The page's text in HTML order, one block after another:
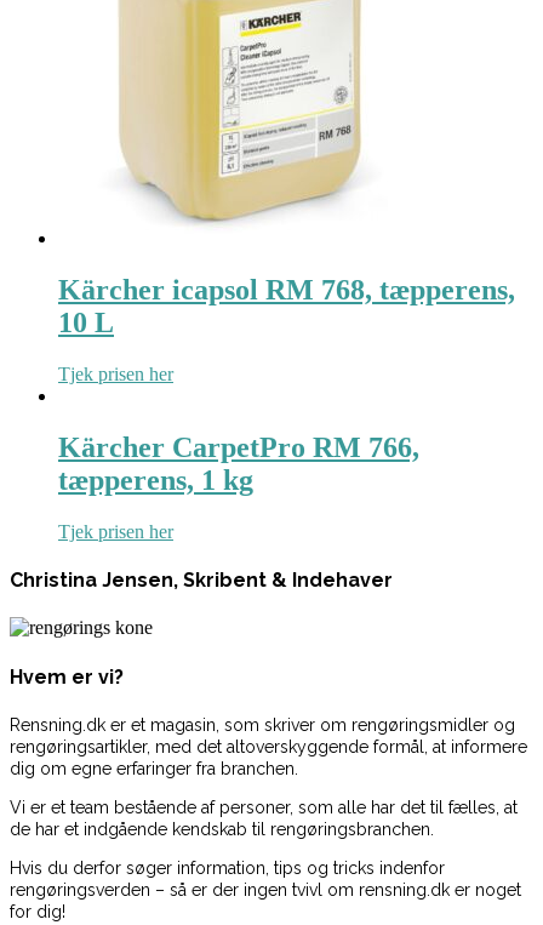
Kärcher icapsol RM 768, tæpperens,
10 L
Tjek prisen her
Kärcher CarpetPro RM 766,
tæpperens, 1 kg
Tjek prisen her
Christina Jensen, Skribent & Indehaver
Hvem er vi?
Rensning.dk er et magasin, som skriver om rengøringsmidler og
rengøringsartikler, med det altoverskyggende formål, at informere
dig om egne erfaringer fra branchen.
Vi er et team bestående af personer, som alle har det til fælles, at
de har et indgående kendskab til rengøringsbranchen.
Hvis du derfor søger information, tips og tricks indenfor
rengøringsverden – så er der ingen tvivl om rensning.dk er noget
for dig!